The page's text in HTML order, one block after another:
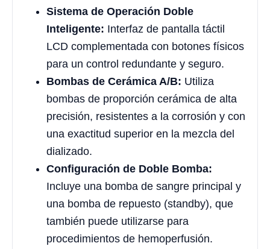
Sistema de Operación Doble
Inteligente: Interfaz de pantalla táctil
LCD complementada con botones físicos
para un control redundante y seguro.
Bombas de Cerámica A/B: Utiliza
bombas de proporción cerámica de alta
precisión, resistentes a la corrosión y con
una exactitud superior en la mezcla del
dializado.
Configuración de Doble Bomba:
Incluye una bomba de sangre principal y
una bomba de repuesto (standby), que
también puede utilizarse para
procedimientos de hemoperfusión.